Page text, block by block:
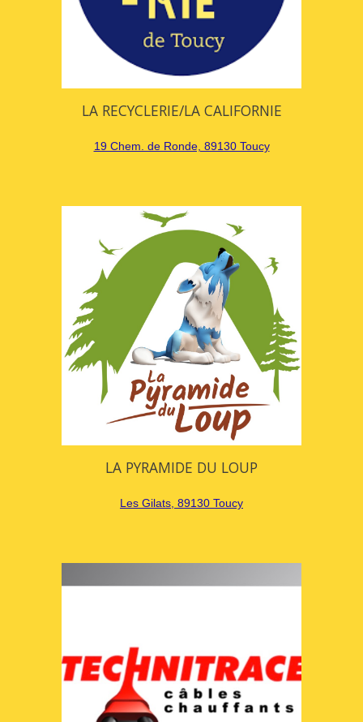
LA RECYCLERIE/LA CALIFORNIE
19 Chem. de Ronde, 89130 Toucy
LA PYRAMIDE DU LOUP
Les Gilats, 89130 Toucy